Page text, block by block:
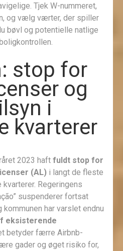
Tjek W-nummeret,
og vælg værter, der spiller
bøvl og potentielle natlige
stop for
og
i
kvarterer
2023 haft fuldt stop for
(AL) i langt de fleste
Regeringens
suspenderer fortsat
har varslet endnu
eksisterende
betyder færre Airbnb-
gader og øget risiko for,